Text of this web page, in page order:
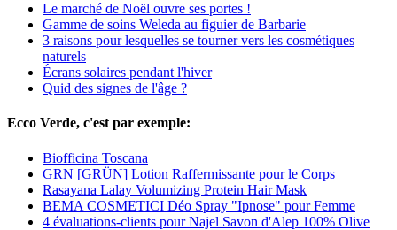
Le marché de Noël ouvre ses portes !
Gamme de soins Weleda au figuier de Barbarie
3 raisons pour lesquelles se tourner vers les cosmétiques
naturels
Écrans solaires pendant l'hiver
Quid des signes de l'âge ?
Ecco Verde, c'est par exemple:
Biofficina Toscana
GRN [GRÜN] Lotion Raffermissante pour le Corps
Rasayana Lalay Volumizing Protein Hair Mask
BEMA COSMETICI Déo Spray "Ipnose" pour Femme
4 évaluations-clients pour Najel Savon d'Alep 100% Olive